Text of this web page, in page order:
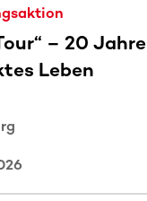
– 20 Jahre
Leben